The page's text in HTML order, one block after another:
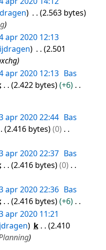
2.563 bytes
apr 2020 12:13
2.501
apr 2020 12:13 Bas
2.422 bytes
+6
apr 2020 22:44 Bas
2.416 bytes
0
apr 2020 22:37 Bas
2.416 bytes
0
apr 2020 22:36 Bas
2.416 bytes
+6
apr 2020 11:21
k
2.410